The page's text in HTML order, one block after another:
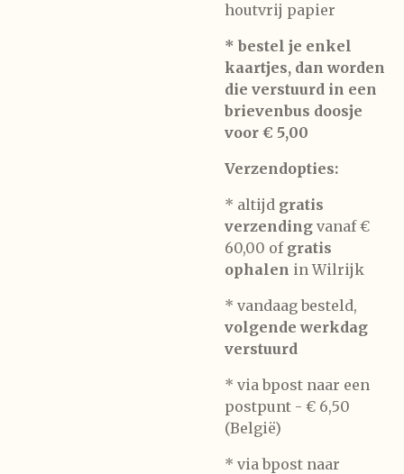
houtvrij papier
* bestel je enkel
kaartjes, dan worden
die verstuurd in een
brievenbus doosje
voor € 5,00
Verzendopties:
* altijd gratis
verzending vanaf €
60,00 of gratis
ophalen in Wilrijk
* vandaag besteld,
volgende werkdag
verstuurd
* via bpost naar een
postpunt - € 6,50
(België)
* via bpost naar